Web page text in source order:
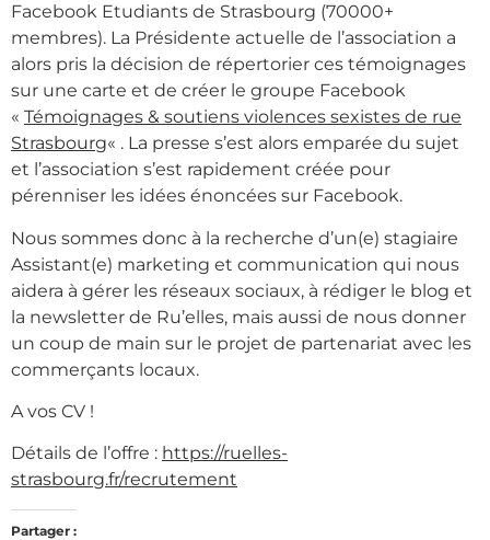
Facebook Etudiants de Strasbourg (70000+
membres). La Présidente actuelle de l’association a
alors pris la décision de répertorier ces témoignages
sur une carte et de créer le groupe Facebook
« Témoignages & soutiens violences sexistes de rue
Strasbourg« . La presse s’est alors emparée du sujet
et l’association s’est rapidement créée pour
pérenniser les idées énoncées sur Facebook.
Nous sommes donc à la recherche d’un(e) stagiaire
Assistant(e) marketing et communication qui nous
aidera à gérer les réseaux sociaux, à rédiger le blog et
la newsletter de Ru’elles, mais aussi de nous donner
un coup de main sur le projet de partenariat avec les
commerçants locaux.
A vos CV !
Détails de l’offre : https://ruelles-
strasbourg.fr/recrutement
Partager :